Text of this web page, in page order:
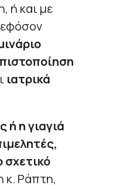
ή και με
πιστοποίηση
ιατρικά
ή η γιαγιά
κ. Ράπτη,